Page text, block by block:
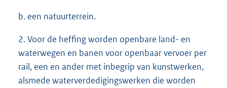
b. een natuurterrein.
2. Voor de heffing worden openbare land- en
waterwegen en banen voor openbaar vervoer per
rail, een en ander met inbegrip van kunstwerken,
alsmede waterverdedigingswerken die worden